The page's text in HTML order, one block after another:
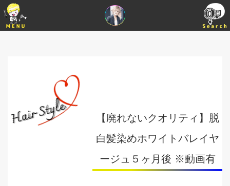
【廃れないクオリティ】脱
白髪染めホワイトバレイヤ
ージュ５ヶ月後 ※動画有